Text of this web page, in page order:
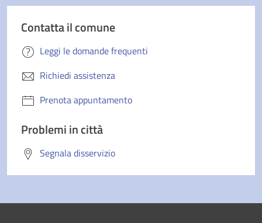
Contatta il comune
Leggi le domande frequenti
Richiedi assistenza
Prenota appuntamento
Problemi in città
Segnala disservizio